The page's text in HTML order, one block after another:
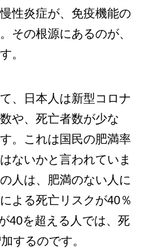
性炎症が、免疫機能の
その根源にあるのが、
。
、日本人は新型コロナ
や、死亡者数が少な
。これは国民の肥満率
ないかと言われていま
人は、肥満のない人に
よる死亡リスクが40％
40を超える人では、死
するのです。